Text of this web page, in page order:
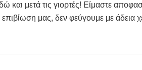
και μετά τις γιορτές! Είμαστε
μας, δεν φεύγουμε με άδεια